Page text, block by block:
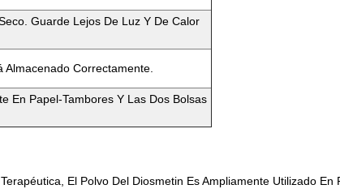
Guarde Lejos De Luz Y De Calor
Almacenado Correctamente.
En Papel-Tambores Y Las Dos Bolsas
El Polvo Del Diosmetin Es Ampliamente Utilizado